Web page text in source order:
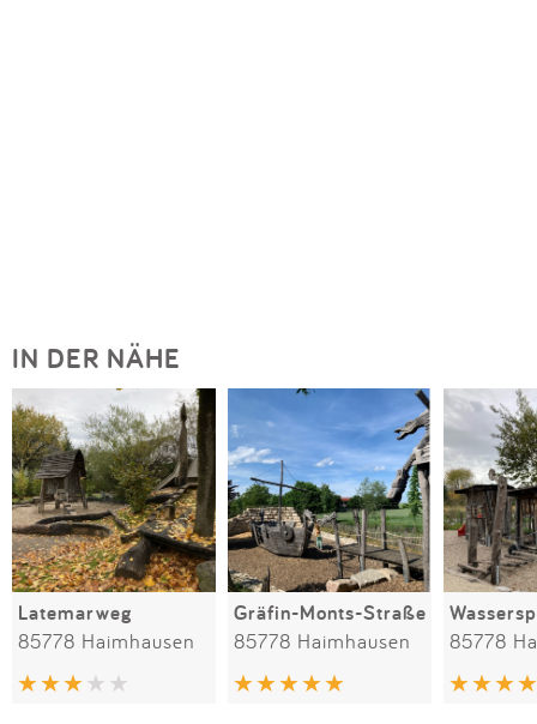
IN DER NÄHE
Latemarweg
85778 Haimhausen
Gräfin-Monts-Straße
85778 Haimhausen 85778